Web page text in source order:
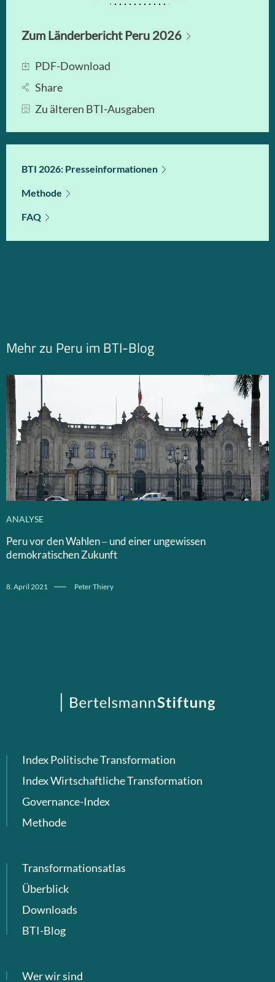
Zum Länderbericht Peru 2026
PDF-Download
Share
Zu älteren BTI-Ausgaben
BTI 2026: Presseinformationen
Methode
FAQ
Mehr zu Peru im BTI-Blog
ANALYSE
Peru vor den Wahlen – und einer ungewissen
demokratischen Zukunft
8. April 2021 Peter Thiery
Index Politische Transformation
Index Wirtschaftliche Transformation
Governance-Index
Methode
Transformationsatlas
Überblick
Downloads
BTI-Blog
Wer wir sind